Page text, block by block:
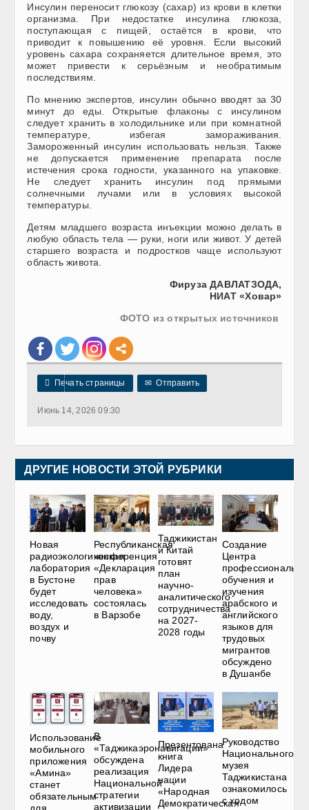
Инсулин переносит глюкозу (сахар) из крови в клетки
организма. При недостатке инсулина глюкоза,
поступающая с пищей, остаётся в крови, что
приводит к повышению её уровня. Если высокий
уровень сахара сохраняется длительное время, это
может привести к серьёзным и необратимым
последствиям.
По мнению экспертов, инсулин обычно вводят за 30
минут до еды. Открытые флаконы с инсулином
следует хранить в холодильнике или при комнатной
температуре, избегая замораживания.
Замороженный инсулин использовать нельзя. Также
не допускается применение препарата после
истечения срока годности, указанного на упаковке.
Не следует хранить инсулин под прямыми
солнечными лучами или в условиях высокой
температуры.
Детям младшего возраста инъекции можно делать в
любую область тела — руки, ноги или живот. У детей
старшего возраста и подростков чаще используют
область живота.
Фируза ДАВЛАТЗОДА,
НИАТ «Ховар»
ФОТО из открытых источников
 Печать страницы ✉ Отправить
Июнь 14, 2026 09:30
ДРУГИЕ НОВОСТИ ЭТОЙ РУБРИКИ
Новая
радиоэкологическая
лаборатория
в Бустоне
будет
исследовать
воду,
воздух и
почву
Республиканская
конференция
«Декларация
прав
человека»
состоялась
в Варзобе
Таджикистан
и Китай
готовят
план
научно-
аналитического
сотрудничества
на 2027-
2028 годы
Создание
Центра
обучения и
изучения
арабского и
английского
языков для
трудовых
мигрантов
обсуждено
в Душанбе
Использование
мобильного
приложения
«Амина»
станет
обязательным
для
В
«Таджикаэронавигации»
обсуждена
реализация
Национальной
стратегии
активизации
Презентована
книга
Лидера
нации
«Народная
Демократическая
Руководство
Национального
музея
Таджикистана
ознакомилось
с ходом